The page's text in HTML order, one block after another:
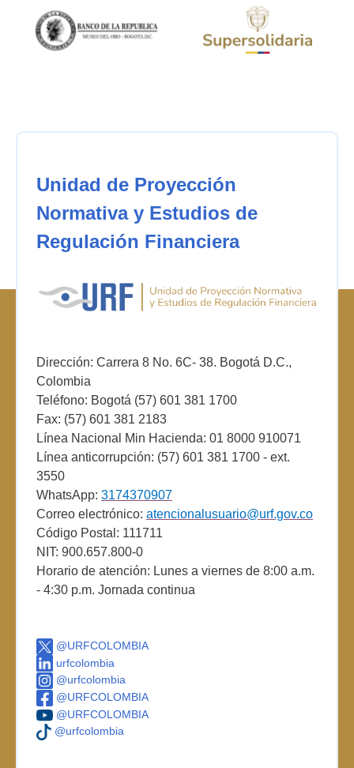
Unidad de Proyección
Normativa y Estudios de
Regulación Financiera
Dirección: Carrera 8 No. 6C- 38. Bogotá D.C.,
Colombia
Teléfono: Bogotá (57) 601 381 1700
Fax: (57) 601 381 2183
Línea Nacional Min Hacienda: 01 8000 910071
Línea anticorrupción: (57) 601 381 1700 - ext.
3550
WhatsApp: 3174370907
Correo electrónico: atencionalusuario@urf.gov.co
Código Postal: 111711
NIT: 900.657.800-0
Horario de atención: Lunes a viernes de 8:00 a.m.
- 4:30 p.m. Jornada continua
@URFCOLOMBIA
urfcolombia
@urfcolombia
@URFCOLOMBIA
@URFCOLOMBIA
@urfcolombia